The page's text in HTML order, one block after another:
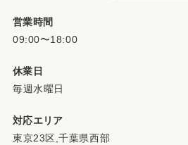
営業時間
09:00〜18:00
休業日
毎週水曜日
対応エリア
東京23区,千葉県西部